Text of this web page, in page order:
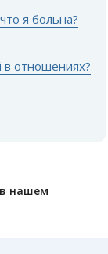
я больна?
в отношениях?
нашем